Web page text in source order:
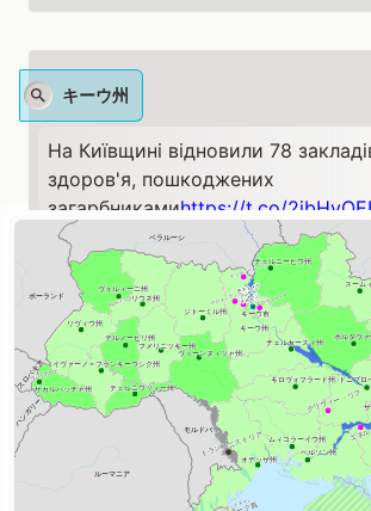
キーウ州
На Київщині відновили 78
здоров'я, пошкоджених
загарбникамиhttps://t.co/
pic.twitter.com/pH1YOD1iyT
— Ukrinform
#UkraineUpdate: